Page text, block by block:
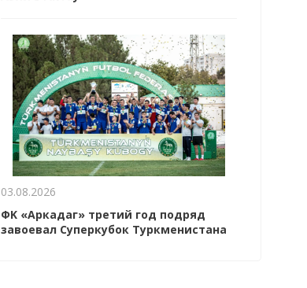
03.08.2026
ФK «Аркадаг» третий год подряд
завоевал Суперкубок Туркменистана